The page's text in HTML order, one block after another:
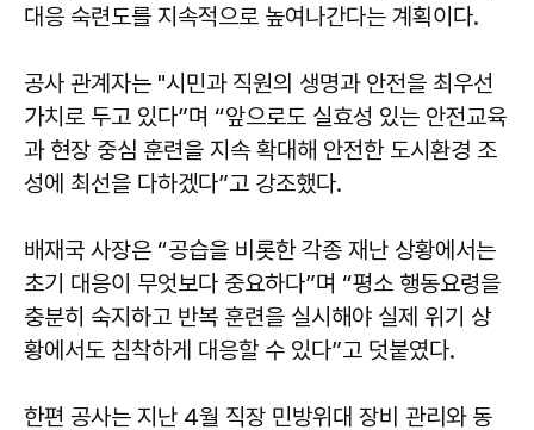
대응 숙련도를 지속적으로 높여나간다는 계획이다.
공사 관계자는 "시민과 직원의 생명과 안전을 최우선
가치로 두고 있다”며 “앞으로도 실효성 있는 안전교육
과 현장 중심 훈련을 지속 확대해 안전한 도시환경 조
성에 최선을 다하겠다”고 강조했다.
배재국 사장은 “공습을 비롯한 각종 재난 상황에서는
초기 대응이 무엇보다 중요하다”며 “평소 행동요령을
충분히 숙지하고 반복 훈련을 실시해야 실제 위기 상
황에서도 침착하게 대응할 수 있다”고 덧붙였다.
한편 공사는 지난 4월 직장 민방위대 장비 관리와 동